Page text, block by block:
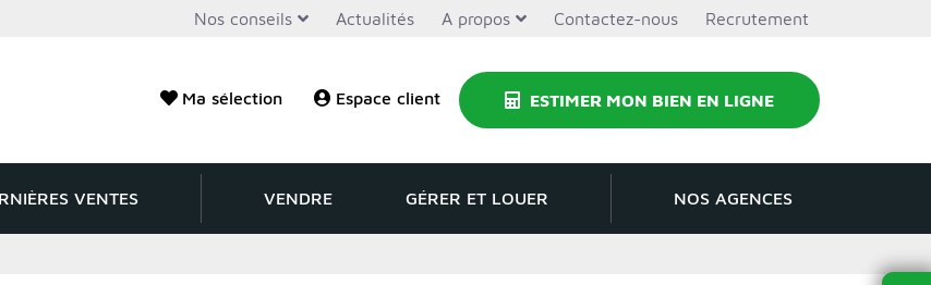
Nos conseils Actualités A propos Contactez-nous Recrutement
Ma sélection Espace client ESTIMER MON BIEN EN LIGNE
VENTES VENDRE GÉRER ET LOUER NOS AGENCES